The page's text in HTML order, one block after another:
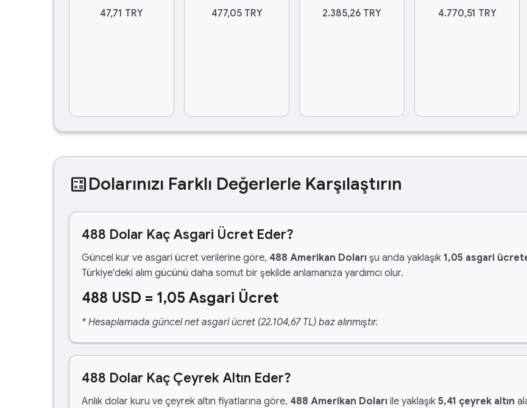
47,71 TRY 477,05 TRY 2.385,26 TRY 4.770,51 TRY
calculateDolarınızı Farklı Değerlerle Karşılaştırın
488 Dolar Kaç Asgari Ücret Eder?
Güncel kur ve asgari ücret verilerine göre, 488 Amerikan Doları şu anda yaklaşık 1,05 asgari
Türkiye'deki alım gücünü daha somut bir şekilde anlamanıza yardımcı olur.
488 USD = 1,05 Asgari Ücret
* Hesaplamada güncel net asgari ücret (22.104,67 TL) baz alınmıştır.
488 Dolar Kaç Çeyrek Altın Eder?
Anlık dolar kuru ve çeyrek altın fiyatlarına göre, 488 Amerikan Doları ile yaklaşık 5,41 çeyrek altın